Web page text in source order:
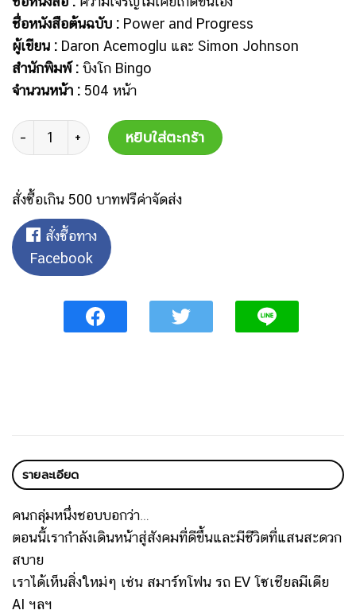
ชื่อหนังสือต้นฉบับ : Power and Progress
ผู้เขียน : Daron Acemoglu และ Simon Johnson
สำนักพิมพ์ : บิงโก Bingo
จำนวนหน้า : 504 หน้า
จำนวน หยิบใส่ตะกร้า
สั่งซื้อเกิน 500 บาทฟรีค่าจัดส่ง
สั่งซื้อทาง
Facebook
รายละเอียด
คนกลุ่มหนึ่งชอบบอกว่า…
ตอนนี้เรากำลังเดินหน้าสู่สังคมที่ดีขึ้นและมีชีวิตที่แสนสะดวก
สบาย
เราได้เห็นสิ่งใหม่ๆ เช่น สมาร์ทโฟน รถ EV โซเชียลมีเดีย
AI ฯลฯ